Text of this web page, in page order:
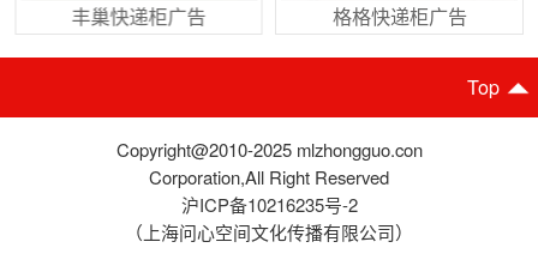
丰巢快递柜广告 格格快递柜广告
Top
Copyright@2010-2025 mlzhongguo.con
Corporation,All Right Reserved
沪ICP备10216235号-2
（上海问心空间文化传播有限公司）